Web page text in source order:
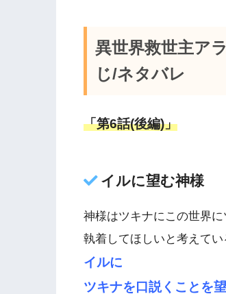
異世界救世主ア
じ/ネタバレ
「第6話(後編)」
イルに望む神様
神様はツキナにこの世界
執着してほしいと考えてい
イルに
ツキナを口説くことを望